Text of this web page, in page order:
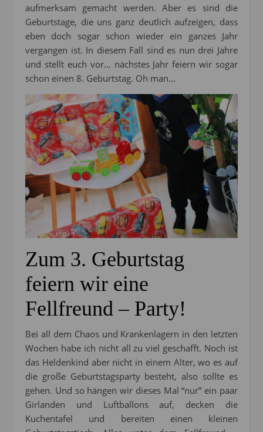
aufmerksam gemacht werden. Aber es sind die
Geburtstage, die uns ganz deutlich aufzeigen, dass
eben doch sogar schon wieder ein ganzes Jahr
vergangen ist. In diesem Fall sind es nun drei Jahre
und stellt euch vor… nächstes Jahr feiern wir sogar
schon einen 8. Geburtstag. Oh man…
Zum 3. Geburtstag
feiern wir eine
Fellfreund – Party!
Bei all dem Chaos und Krankenlagern in den letzten
Wochen habe ich nicht all zu viel geschafft. Noch ist
das Heldenkind aber nicht in einem Alter, wo es auf
die große Geburtstagsparty besteht, also sollte es
gehen. Und so hängen wir dieses Mal “nur” ein paar
Girlanden und Luftballons auf, decken die
Kuchentafel und bereiten einen kleinen